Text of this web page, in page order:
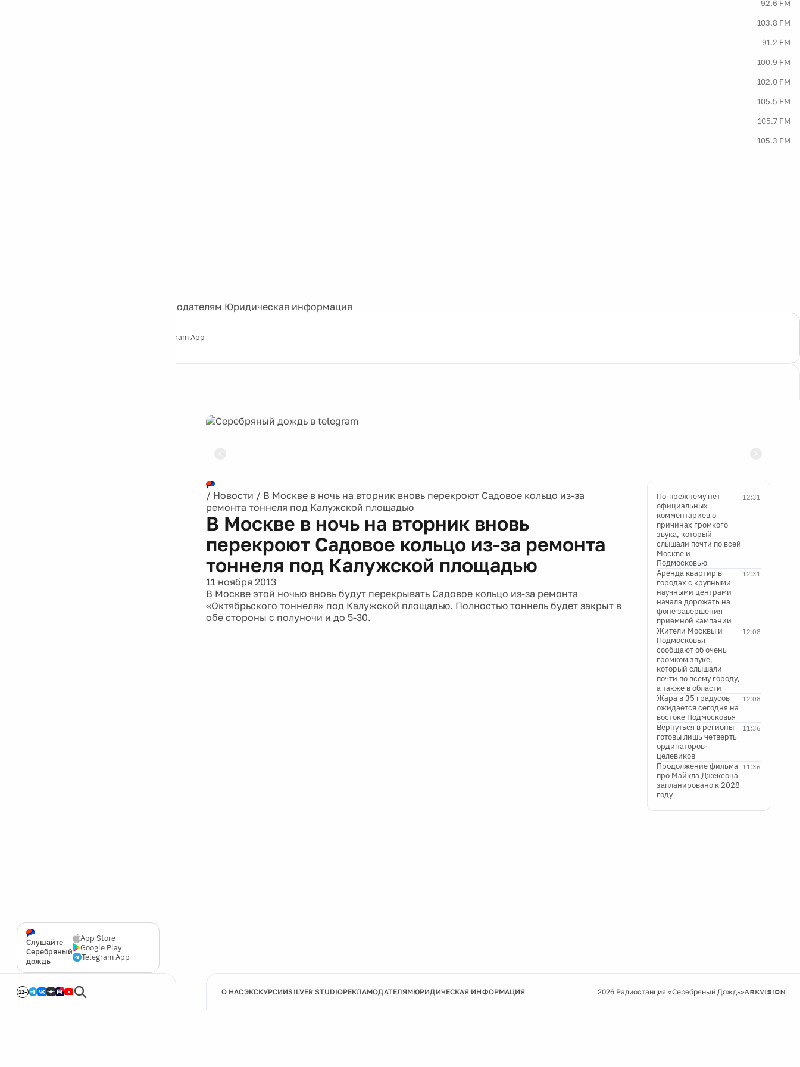
92.6 FM
103.8 FM
91.2 FM
100.9 FM
102.0 FM
105.5 FM
105.7 FM
105.3 FM
Рекламодателям Юридическая информация
Telegram App
Слушайте
Серебряный
дождь
App Store
Google Play
Telegram App
12+
/ Новости / В Москве в ночь на вторник вновь перекроют Садовое кольцо из-за
ремонта тоннеля под Калужской площадью
В Москве в ночь на вторник вновь
перекроют Садовое кольцо из-за ремонта
тоннеля под Калужской площадью
11 ноября 2013
В Москве этой ночью вновь будут перекрывать Садовое кольцо из-за ремонта
«Октябрьского тоннеля» под Калужской площадью. Полностью тоннель будет закрыт в
обе стороны с полуночи и до 5-30.
12:31
По-прежнему нет
официальных
комментариев о
причинах громкого
звука, который
слышали почти по всей
Москве и
Подмосковью
12:31
Аренда квартир в
городах с крупными
научными центрами
начала дорожать на
фоне завершения
приемной кампании
12:08
Жители Москвы и
Подмосковья
сообщают об очень
громком звуке,
который слышали
почти по всему городу,
а также в области
12:08
Жара в 35 градусов
ожидается сегодня на
востоке Подмосковья
11:36
Вернуться в регионы
готовы лишь четверть
ординаторов-
целевиков
11:36
Продолжение фильма
про Майкла Джексона
запланировано к 2028
году
О НАСЭКСКУРСИИSILVER STUDIOРЕКЛАМОДАТЕЛЯМЮРИДИЧЕСКАЯ ИНФОРМАЦИЯ 2026 Радиостанция «Серебряный Дождь»